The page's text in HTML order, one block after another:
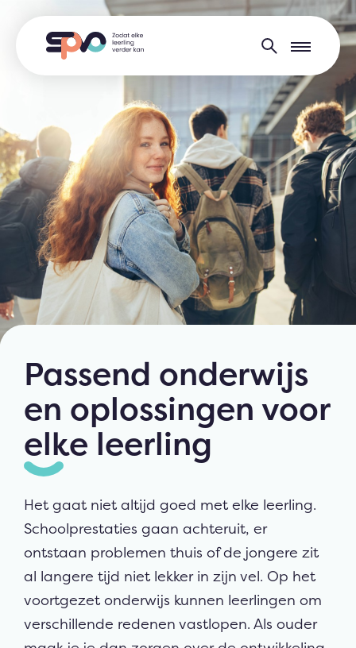
Passend onderwijs
en oplossingen voor
elke leerling
Het gaat niet altijd goed met elke leerling.
Schoolprestaties gaan achteruit, er
ontstaan problemen thuis of de jongere zit
al langere tijd niet lekker in zijn vel. Op het
voortgezet onderwijs kunnen leerlingen om
verschillende redenen vastlopen. Als ouder